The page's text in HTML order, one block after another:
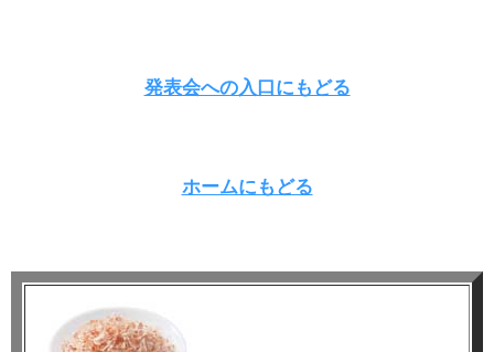
発表会への入口にもどる
ホームにもどる